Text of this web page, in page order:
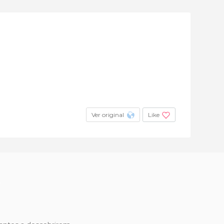
Ver original Like